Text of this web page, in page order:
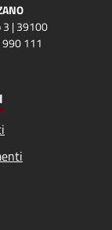
3 | 39100
111